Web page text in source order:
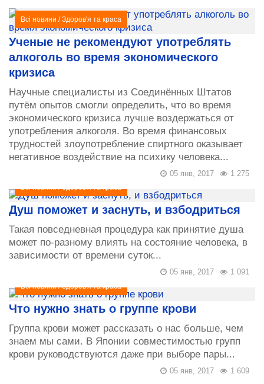
Всі новини /Здоров'я та краса
Ученые не рекомендуют употреблять
алкоголь во время экономического
кризиса
Научные специалисты из Соединённых Штатов
путём опытов смогли определить, что во время
экономического кризиса лучше воздержаться от
употребления алкоголя. Во время финансовых
трудностей злоупотребление спиртного оказывает
негативное воздействие на психику человека...
1 275
05 янв, 2017
Всі новини/Здоров'я та краса
Душ поможет и заснуть, и взбодриться
Такая повседневная процедура как принятие душа
может по-разному влиять на состояние человека, в
зависимости от времени суток...
1 091
05 янв, 2017
Всі новини/Здоров'я та краса
Что нужно знать о группе крови
Группа крови может рассказать о нас больше, чем
знаем мы сами. В Японии совместимостью групп
крови руководствуются даже при выборе пары...
1 609
05 янв, 2017